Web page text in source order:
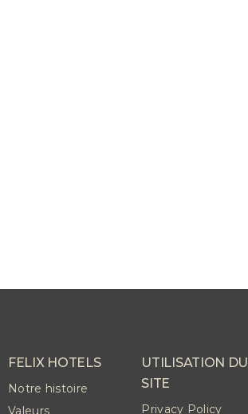
FELIX HOTELS
Notre histoire
Valeurs
UTILISATION DU
SITE
Privacy Policy